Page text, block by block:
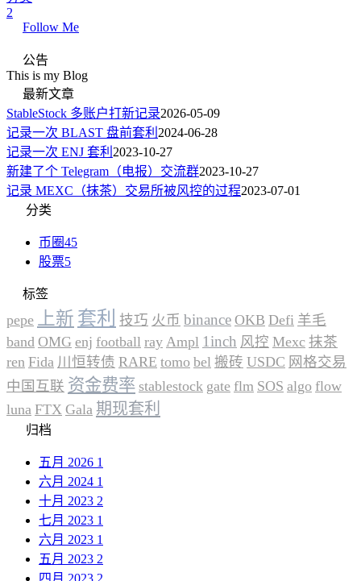
2
Follow Me
公告
This is my Blog
最新文章
StableStock 多账户打新记录2026-05-09
记录一次 BLAST 盘前套利 2024-06-28
记录一次 ENJ 套利 2023-10-27
新建了个 Telegram（电报）交流群2023-10-27
记录 MEXC（抹茶）交易所被风控的过程2023-07-01
分类
币圈45
股票5
标签
pepe 上新 套利 技巧 火币 binance OKB Defi 羊毛
band OMG enj football ray Ampl 1inch 风控 Mexc 抹茶
ren Fida 川恒转债 RARE tomo bel 搬砖 USDC 网格交易
中国互联 资金费率 stablestock gate flm SOS algo flow
luna FTX Gala 期现套利
归档
五月 2026 1
六月 2024 1
十月 2023 2
七月 2023 1
六月 2023 1
五月 2023 2
四月 2023 2